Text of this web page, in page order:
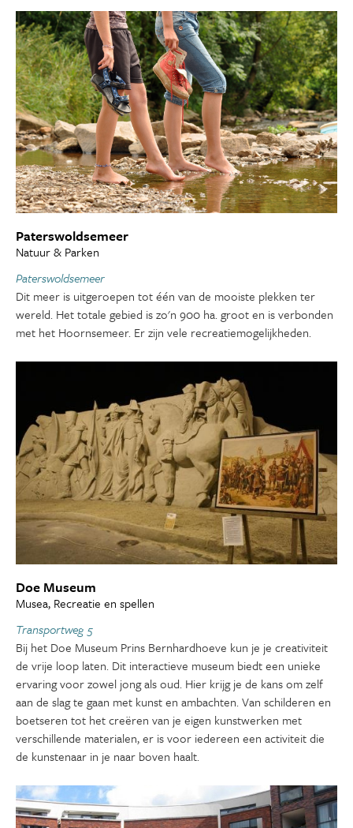
Paterswoldsemeer
Natuur & Parken
Paterswoldsemeer
Dit meer is uitgeroepen tot één van de mooiste plekken ter
wereld. Het totale gebied is zo'n 900 ha. groot en is verbonden
met het Hoornsemeer. Er zijn vele recreatiemogelijkheden.
Doe Museum
Musea, Recreatie en spellen
Transportweg 5
Bij het Doe Museum Prins Bernhardhoeve kun je je creativiteit
de vrije loop laten. Dit interactieve museum biedt een unieke
ervaring voor zowel jong als oud. Hier krijg je de kans om zelf
aan de slag te gaan met kunst en ambachten. Van schilderen en
boetseren tot het creëren van je eigen kunstwerken met
verschillende materialen, er is voor iedereen een activiteit die
de kunstenaar in je naar boven haalt.